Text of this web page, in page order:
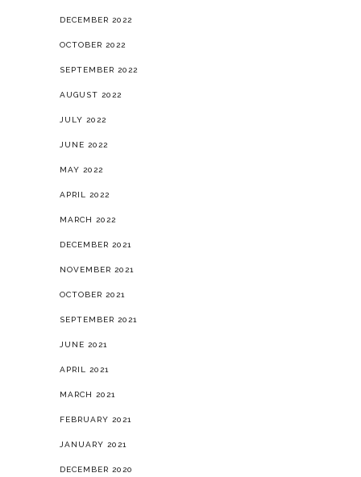
DECEMBER 2022
OCTOBER 2022
SEPTEMBER 2022
AUGUST 2022
JULY 2022
JUNE 2022
MAY 2022
APRIL 2022
MARCH 2022
DECEMBER 2021
NOVEMBER 2021
OCTOBER 2021
SEPTEMBER 2021
JUNE 2021
APRIL 2021
MARCH 2021
FEBRUARY 2021
JANUARY 2021
DECEMBER 2020